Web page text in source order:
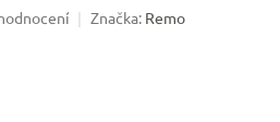
Značka: Remo